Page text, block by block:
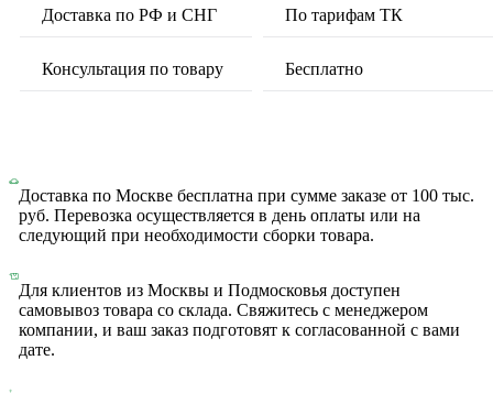
Доставка по РФ и СНГ По тарифам ТК
Консультация по товару Бесплатно
Доставка по Москве бесплатна при сумме заказе от 100 тыс.
руб. Перевозка осуществляется в день оплаты или на
следующий при необходимости сборки товара.
Для клиентов из Москвы и Подмосковья доступен
самовывоз товара со склада. Свяжитесь с менеджером
компании, и ваш заказ подготовят к согласованной с вами
дате.